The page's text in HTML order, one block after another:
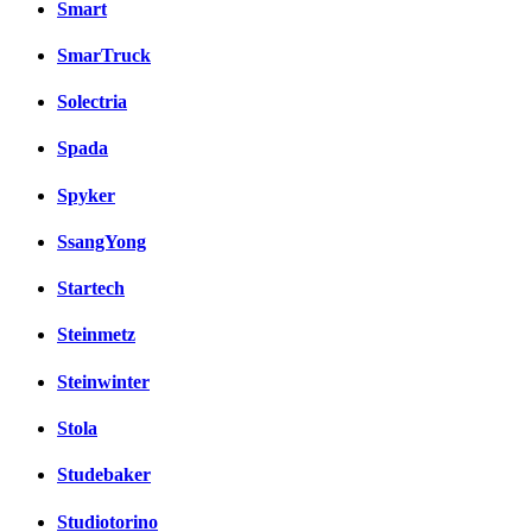
Smart
SmarTruck
Solectria
Spada
Spyker
SsangYong
Startech
Steinmetz
Steinwinter
Stola
Studebaker
Studiotorino